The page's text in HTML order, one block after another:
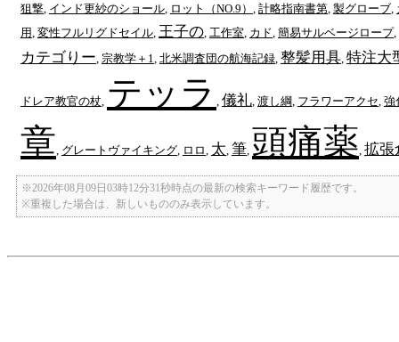
狙撃 インド更紗のショール ロット（NO.9） 計略指南書第 製グローブ
用 変性フルリグドセイル 王子の 工作室 カド 簡易サルベージロープ,
カテゴりー 宗教学＋1 北米調査団の航海記録 整髪用具 特注大
ドレア教官の杖 テッラ 儀礼 渡し綱 フラワーアクセ 強
章 グレートヴァイキング ロロ 太 筆 頭痛薬 拡張
※2026年08月09日03時12分31秒時点の最新の検索キーワード履歴です。
※重複した場合は、新しいもののみ表示しています。